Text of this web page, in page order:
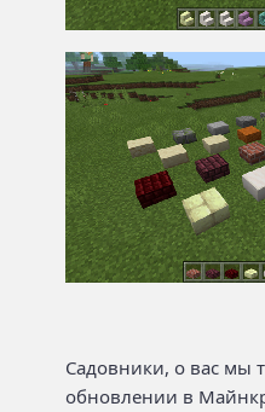
Садовники, о вас мы
обновлении в